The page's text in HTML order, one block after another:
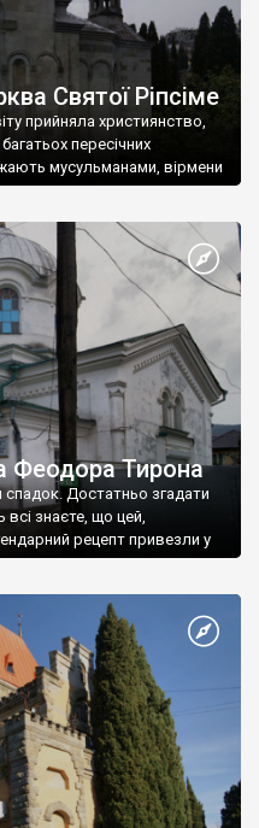
Святої Ріпсіме
прийняла християнство,
пересічних
мусульманами, вірмени
Феодора Тирона
спадок. Достатньо згадати
всі знаєте, що цей,
рецепт привезли у